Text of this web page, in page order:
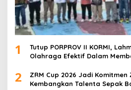
1
Tutup PORPROV II KORMI,
Olahraga Efektif Dalam
2
ZRM Cup 2026 Jadi Komitmen
Kembangkan Talenta Sepak